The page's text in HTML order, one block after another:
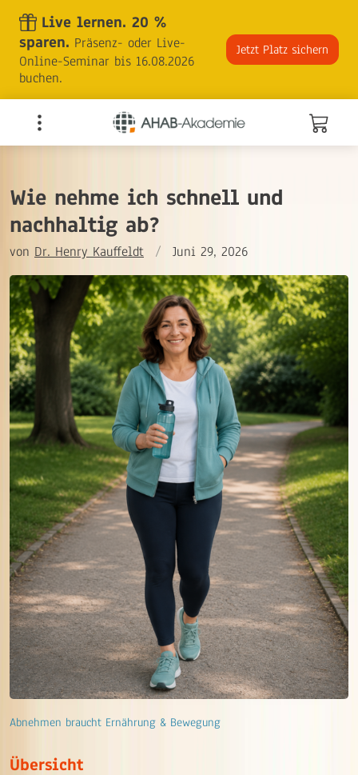
content
Live lernen. 20 %
sparen. Präsenz- oder Live-
Online-Seminar bis 16.08.2026
buchen.
Jetzt Platz sichern
Wie nehme ich schnell und
nachhaltig ab?
von Dr. Henry Kauffeldt / Juni 29, 2026
Abnehmen braucht Ernährung & Bewegung
Übersicht